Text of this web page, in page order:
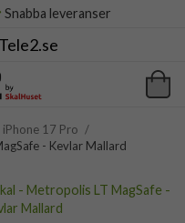
Snabba leveranser
iPhone 17 Pro /
- Kevlar Mallard